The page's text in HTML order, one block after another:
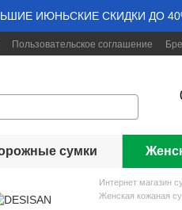
ИЮНЬСКИЕ СКИДКИ ДО
Пользовательское соглашение
сумки
Интернет магазин
Женская кожаная